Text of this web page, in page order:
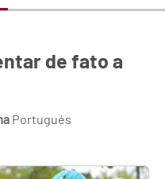
de fato a
Portugués